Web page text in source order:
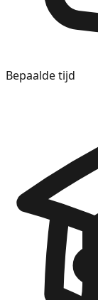
Bepaalde tijd